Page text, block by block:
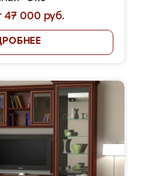
47 000 руб.